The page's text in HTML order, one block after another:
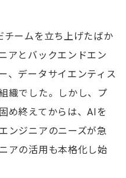
ームを立ち上げたばか
アとバックエンドエン
、データサイエンティス
織でした。しかし、プ
め終えてからは、AIを
ンジニアのニーズが急
アの活用も本格化し始